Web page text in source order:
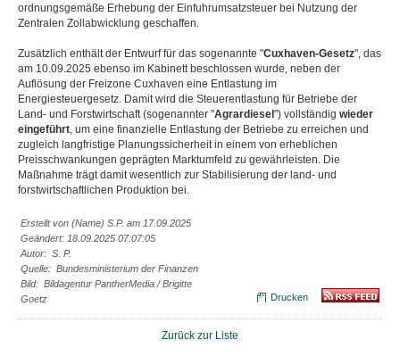
ordnungsgemäße Erhebung der Einfuhrumsatzsteuer bei Nutzung der
Zentralen Zollabwicklung geschaffen.
Zusätzlich enthält der Entwurf für das sogenannte "Cuxhaven-Gesetz", das
am 10.09.2025 ebenso im Kabinett beschlossen wurde, neben der
Auflösung der Freizone Cuxhaven eine Entlastung im
Energiesteuergesetz. Damit wird die Steuerentlastung für Betriebe der
Land- und Forstwirtschaft (sogenannter "Agrardiesel ") vollständig wieder
eingeführt, um eine finanzielle Entlastung der Betriebe zu erreichen und
zugleich langfristige Planungssicherheit in einem von erheblichen
Preisschwankungen geprägten Marktumfeld zu gewährleisten. Die
Maßnahme trägt damit wesentlich zur Stabilisierung der land- und
forstwirtschaftlichen Produktion bei.
Erstellt von (Name) S.P. am 17.09.2025
Geändert: 18.09.2025 07:07:05
Autor: S. P.
Quelle: Bundesministerium der Finanzen
Bild: Bildagentur PantherMedia / Brigitte
Goetz
Drucken
Zurück zur Liste